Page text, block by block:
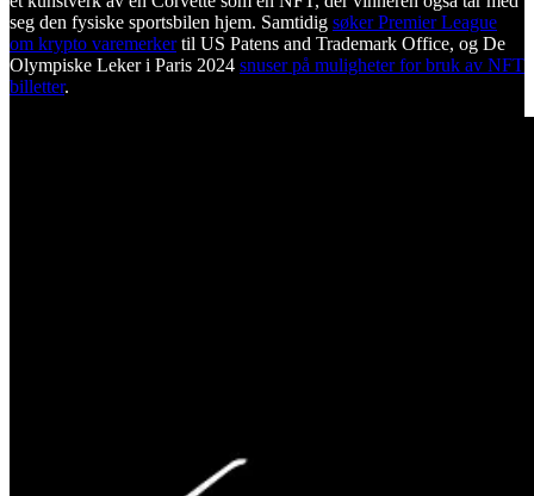
seg den fysiske sportsbilen hjem. Samtidig søker Premier League
om krypto varemerkertil US Patens and Trademark Office, og De
Olympiske Leker i Paris 2024 snuser på muligheter for bruk av NFT
billetter.